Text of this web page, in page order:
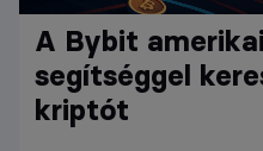
A Bybit
segítséggel
kriptót